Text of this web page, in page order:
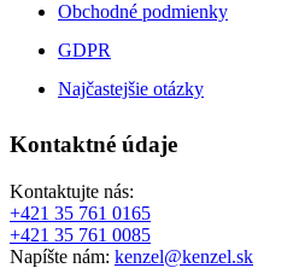
Obchodné podmienky
GDPR
Najčastejšie otázky
Kontaktné údaje
Kontaktujte nás:
+421 35 761 0165
+421 35 761 0085
Napíšte nám: kenzel@kenzel.sk